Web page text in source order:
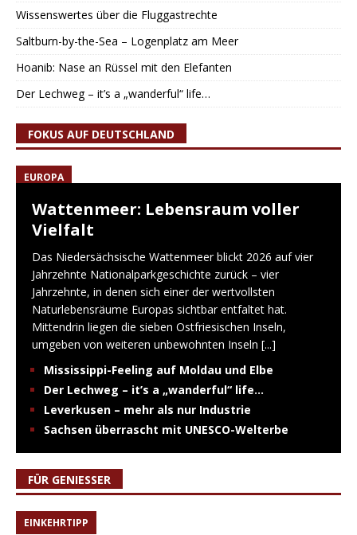
Wissenswertes über die Fluggastrechte
Saltburn-by-the-Sea – Logenplatz am Meer
Hoanib: Nase an Rüssel mit den Elefanten
Der Lechweg – it’s a „wanderful“ life…
FOKUS AUF DEUTSCHLAND
EUROPA
Wattenmeer: Lebensraum voller
Vielfalt
Das Niedersächsische Wattenmeer blickt 2026 auf vier
Jahrzehnte Nationalparkgeschichte zurück – vier
Jahrzehnte, in denen sich einer der wertvollsten
Naturlebensräume Europas sichtbar entfaltet hat.
Mittendrin liegen die sieben Ostfriesischen Inseln,
umgeben von weiteren unbewohnten Inseln [...]
Mississippi-Feeling auf Moldau und Elbe
Der Lechweg – it’s a „wanderful“ life…
Leverkusen – mehr als nur Industrie
Sachsen überrascht mit UNESCO-Welterbe
FÜR GENIESSER
EINKEHRTIPP